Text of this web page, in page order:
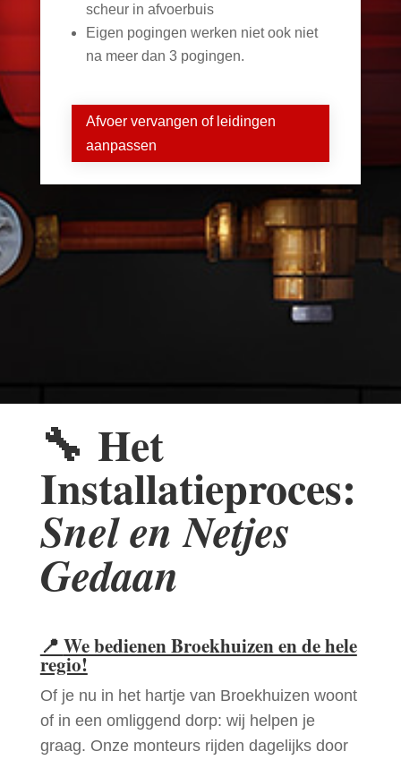
scheur in afvoerbuis
Eigen pogingen werken niet ook niet
na meer dan 3 pogingen.
Afvoer vervangen of leidingen
aanpassen
🔧 Het
Installatieproces:
Snel en Netjes
Gedaan
📍 We bedienen Broekhuizen en de hele
regio!
Of je nu in het hartje van Broekhuizen woont
of in een omliggend dorp: wij helpen je
graag. Onze monteurs rijden dagelijks door